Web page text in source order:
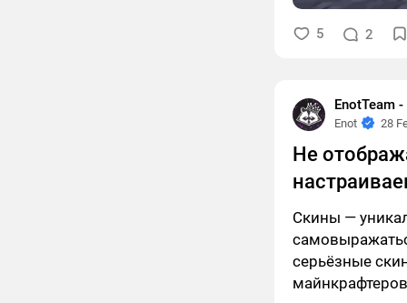
5 2
EnotTeam
Enot 28
Не
Скины —
серьёзные